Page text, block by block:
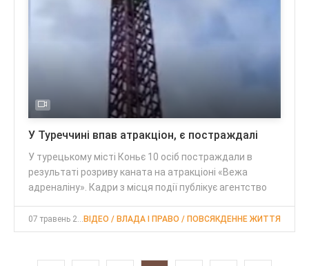
У Туреччині впав атракціон, є постраждалі
У турецькому місті Коньє 10 осіб постраждали в
результаті розриву каната на атракціоні «Вежа
адреналіну». Кадри з місця події публікує агентство
07 травень 2017, 19:26 ВІДЕО / ВЛАДА І ПРАВО / ПОВСЯКДЕННЕ ЖИТТЯ